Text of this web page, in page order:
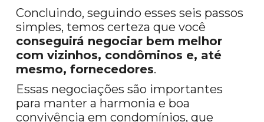
Concluindo, seguindo esses seis passos
simples, temos certeza que você
conseguirá negociar bem melhor
com vizinhos, condôminos e, até
mesmo, fornecedores.
Essas negociações são importantes
para manter a harmonia e boa
convivência em condomínios, que